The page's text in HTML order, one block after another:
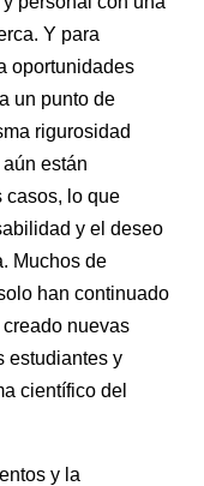
Y para
oportunidades
un punto de
rigurosidad
están
casos, lo que
y el deseo
Muchos de
han continuado
nuevas
estudiantes y
científico del
y la